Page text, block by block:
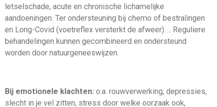
letselschade, acute en chronische lichamelijke
aandoeningen. Ter ondersteuning bij chemo of bestralingen
en Long-Covid (voetreflex versterkt de afweer)…. Reguliere
behandelingen kunnen gecombineerd en ondersteund
worden door natuurgeneeswijzen.
Bij emotionele klachten: o.a. rouwverwerking, depressies,
slecht in je vel zitten, stress door welke oorzaak ook,